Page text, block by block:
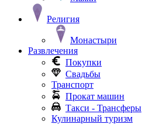
Религия
Монастыри
Развлечения
Покупки
Свадьбы
Транспорт
Прокат машин
Такси - Трансферы
Кулинарный туризм